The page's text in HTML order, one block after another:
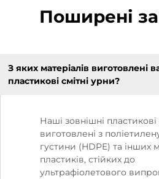
Поширені
З яких матеріалів виготовлені
пластикові смітні урни?
Наші зовнішні пластикові
виготовлені з
густини (HDPE) та інших
пластиків, стійких до
ультрафіолетового